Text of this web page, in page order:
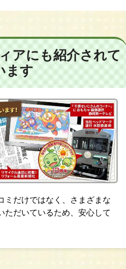
アにも紹介されて
ます
ミだけではなく、さまざまな
ただいているため、安心して